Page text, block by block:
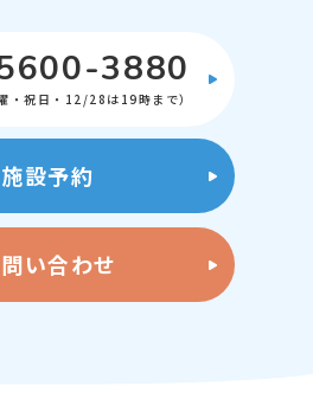
3880
・祝日・12/28は19時まで）
施設予約
い合わせ